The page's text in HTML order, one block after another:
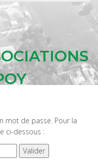
mot de passe. Pour la
ci-dessous :